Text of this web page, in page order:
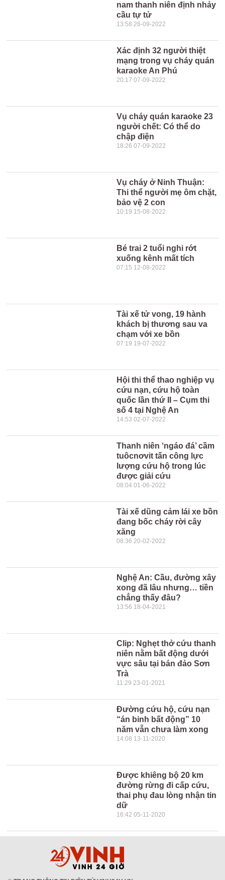
nam thanh niên định nhảy
cầu tự tử
13:58 26-09-2022
Xác định 32 người thiệt
mạng trong vụ cháy quán
karaoke An Phú
20:17 07-09-2022
Vụ cháy quán karaoke 23
người chết: Có thể do
chập điện
18:26 07-09-2022
Vụ cháy ở Ninh Thuận:
Thi thể người mẹ ôm chặt,
bảo vệ 2 con
10:19 15-08-2022
Bé trai 2 tuổi nghi rớt
xuống kênh mất tích
07:15 12-08-2022
Tài xế tử vong, 19 hành
khách bị thương sau va
chạm với xe bồn
07:19 19-07-2022
Hội thi thể thao nghiệp vụ
cứu nạn, cứu hộ toàn
quốc lần thứ II – Cụm thi
số 4 tại Nghệ An
14:53 02-07-2022
Thanh niên ‘ngáo đá’ cầm
tuôcnơvit tấn công lực
lượng cứu hộ trong lúc
được giải cứu
08:04 01-06-2022
Tài xế dũng cảm lái xe bồn
đang bốc cháy rời cây
xăng
08:36 20-02-2022
Nghệ An: Cầu, đường xây
xong đã lâu nhưng… tiền
chẳng thấy đâu?
13:56 18-04-2021
Clip: Nghẹt thở cứu thanh
niên nằm bất động dưới
vực sâu tại bán đảo Sơn
Trà
11:29 23-01-2021
Đường cứu hộ, cứu nạn
“án binh bất động” 10
năm vẫn chưa làm xong
14:08 13-11-2020
Được khiêng bộ 20 km
đường rừng đi cấp cứu,
thai phụ đau lòng nhận tin
dữ
16:42 05-11-2020